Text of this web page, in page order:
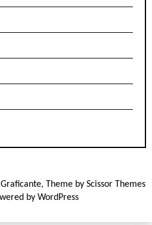
, Theme by Scissor Themes
by WordPress